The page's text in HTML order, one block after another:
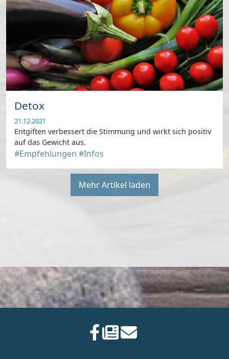
Detox
21.12.2021
Entgiften verbessert die Stimmung und wirkt sich positiv
auf das Gewicht aus.
#Empfehlungen #Infos
Mehr Artikel laden